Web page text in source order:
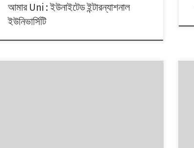
আমার Uni : ইউনাইটেড ইন্টারন্যাশনাল
ইউনিভার্সিটি